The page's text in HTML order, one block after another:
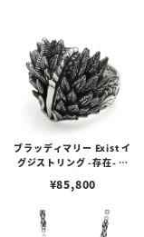
ブラッディマリー Exist イ
グジストリング -存在- オ
¥85,800